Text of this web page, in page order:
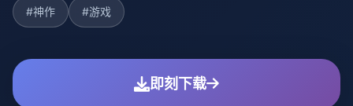
#神作 #游戏
即刻下载